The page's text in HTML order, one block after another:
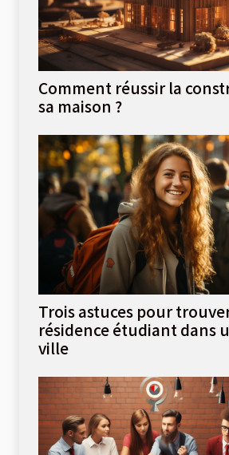
Comment réussir la
sa maison ?
Trois astuces pour
résidence étudiant dans
ville